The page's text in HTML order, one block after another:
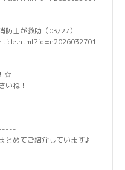
防士が救助（03/27）
☆
いね！
とめてご紹介しています♪